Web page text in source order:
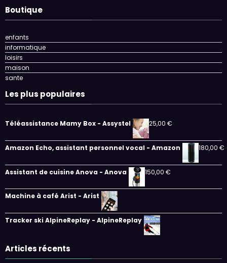
Boutique
enfants
informatique
loisirs
maison
sante
Les plus populaires
Téléassistance Mamy Box - Assystel 25,00 €
Amazon Echo, assistant personnel vocal - Amazon 180,00 €
Assistant de cuisine Anova - Anova 150,00 €
Machine à café Arist - Arist
Tracker ski AlpineReplay - AlpineReplay
Articles récents